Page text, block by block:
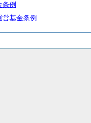
例
基金条例